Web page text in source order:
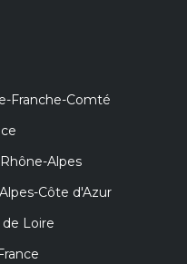
Franche-Comté
Alpes
Côte d'Azur
Loire